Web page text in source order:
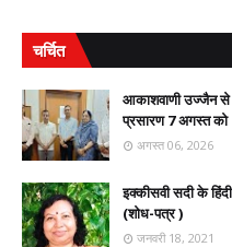
चर्चित
आकाशवाणी उज्जैन से
प्रसारण 7 अगस्त को
अगस्त 06, 2026
इक्कीसवी सदी के
(शोध-पत्र )
जनवरी 18, 2021